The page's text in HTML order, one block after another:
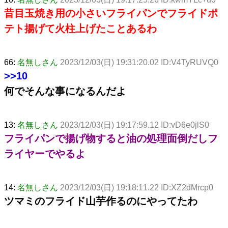
昔目玉焼き用の小さいフライパンでフライドポ
テト揚げて火柱上げたことあるわ
66: 名無しさん 2023/12/03(日) 19:31:20.02 ID:V4TyRUVQ0
>>10
何でそんな事になるんだよ
13: 名無しさん 2023/12/03(日) 19:17:59.12 ID:vD6e0jlS0
フライパンで揚げ物すると油の処理面倒だしフ
ライヤーでやるよ
14: 名無しさん 2023/12/03(日) 19:18:11.22 ID:XZ2dMrcp0
ツマミのフライド山芋作るのにやってたわ